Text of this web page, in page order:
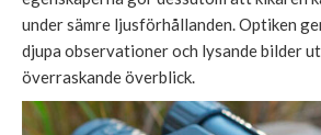
under sämre ljusförhållanden. Optiken
djupa observationer och lysande bilder
överraskande överblick.